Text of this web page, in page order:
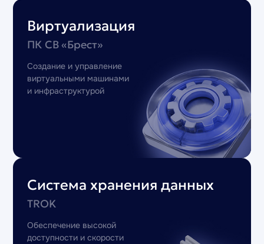
Виртуализация
ПК СВ «Брест»
Создание и управление
виртуальными машинами
и инфраструктурой
Система хранения данных
TROK
Обеспечение высокой
доступности и скорости